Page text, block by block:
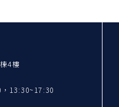
4樓
13:30~17:30